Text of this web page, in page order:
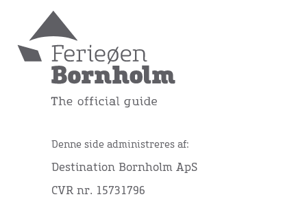
Denne side administreres af:
Destination Bornholm ApS
CVR nr. 15731796